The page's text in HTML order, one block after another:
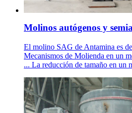
Molinos autógenos y
El molino SAG de Antamina es
Mecanismos de Molienda en un
... La reducción de tamaño en un